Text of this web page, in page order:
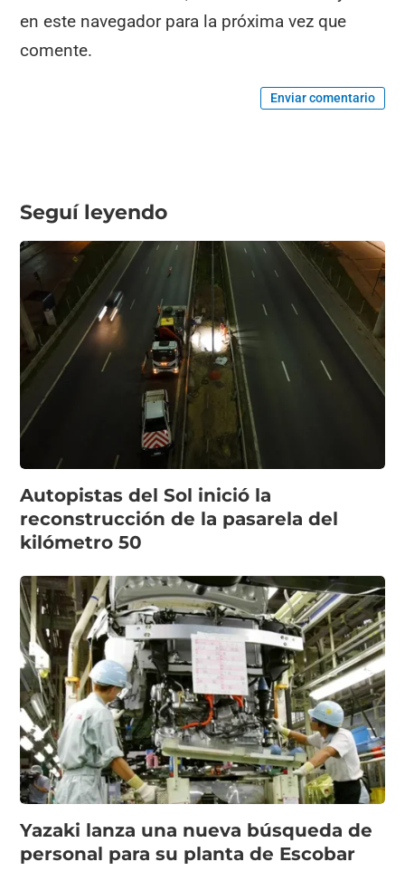
en este navegador para la próxima vez que
comente.
Enviar comentario
Seguí leyendo
Autopistas del Sol inició la
reconstrucción de la pasarela del
kilómetro 50
Yazaki lanza una nueva búsqueda de
personal para su planta de Escobar